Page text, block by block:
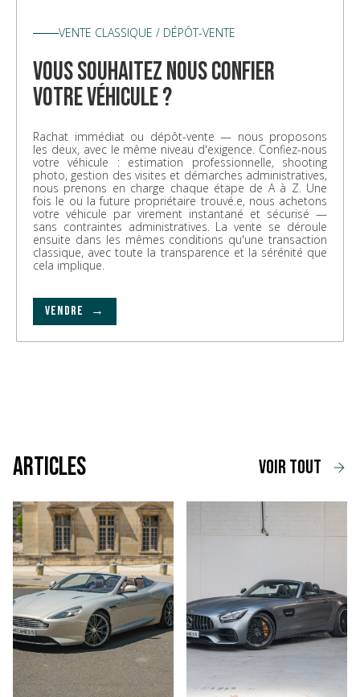
VENTE CLASSIQUE / DÉPÔT-VENTE
vous souhaitez nous confier
votre véhicule ?
Rachat immédiat ou dépôt-vente — nous proposons
les deux, avec le même niveau d'exigence. Confiez-nous
votre véhicule : estimation professionnelle, shooting
photo, gestion des visites et démarches administratives,
nous prenons en charge chaque étape de A à Z. Une
fois le ou la future propriétaire trouvé.e, nous achetons
votre véhicule par virement instantané et sécurisé —
sans contraintes administratives. La vente se déroule
ensuite dans les mêmes conditions qu'une transaction
classique, avec toute la transparence et la sérénité que
cela implique.
VENDRE →
voir tout
Articles